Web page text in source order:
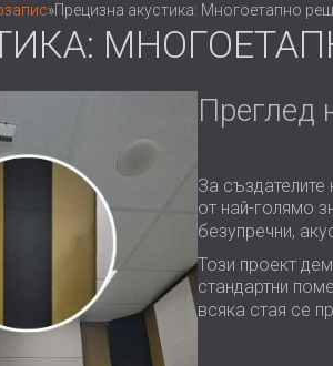
»Прецизна акустика: Многоетапно
Преглед
За
от най-голямо
безупречни,
Този проект
стандартни
всяка стая се